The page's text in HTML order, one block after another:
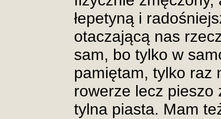
łepetyną i
otaczającą nas
sam, bo tylko w
pamiętam, tylko raz
rowerze lecz pieszo
tylna piasta. Mam